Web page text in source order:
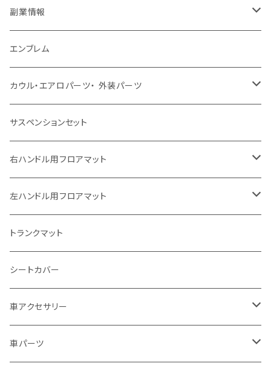
副業情報
せどり
古着系
コンテンツビジネス
エンブレム
カウル・エアロパーツ・ 外装パーツ
ホンダ
ヤマハ
スズキ
カワサキ
BMW
ドゥカティ - Ducati
トライアンフ
サスペンションセット
右ハンドル用フロアマット
トヨタ
日産
ホンダ
スズキ
マツダ
左ハンドル用フロアマット
トヨタ
日産
ホンダ
スズキ
トランクマット
シートカバー
車アクセサリー
トヨタ
車パーツ